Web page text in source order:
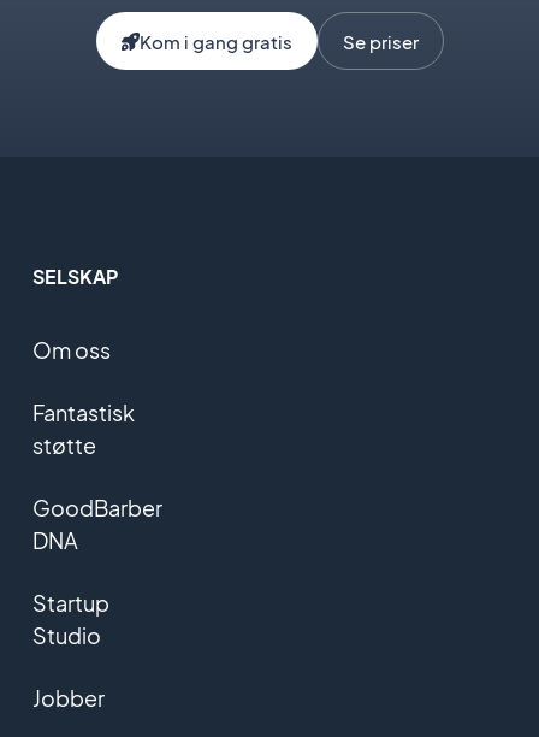
Kom i gang gratis Se priser
SELSKAP
Om oss
Fantastisk
støtte
GoodBarber
DNA
Startup
Studio
Jobber